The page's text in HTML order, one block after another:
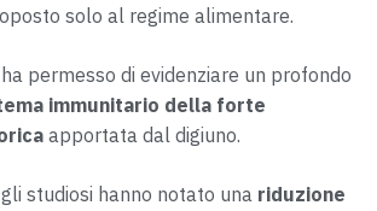
solo al regime alimentare.
ha permesso di evidenziare un profondo
immunitario della forte
apportata dal digiuno.
studiosi hanno notato una riduzione